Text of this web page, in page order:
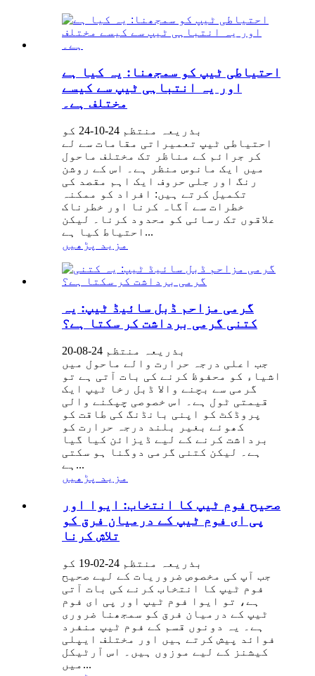
احتیاطی ٹیپ کو سمجھنا: یہ کیا ہے
اور یہ انتباہی ٹیپ سے کیسے
مختلف ہے۔
بذریعہ منتظم 24-10-24 کو
احتیاطی ٹیپ تعمیراتی مقامات سے لے
کر جرائم کے مناظر تک مختلف ماحول
میں ایک مانوس منظر ہے۔ اس کے روشن
رنگ اور جلی حروف ایک اہم مقصد کی
تکمیل کرتے ہیں: افراد کو ممکنہ
خطرات سے آگاہ کرنا اور خطرناک
علاقوں تک رسائی کو محدود کرنا۔ لیکن
احتیاط کیا ہے...
مزید پڑھیں
گرمی مزاحم ڈبل سائیڈ ٹیپ: یہ
کتنی گرمی برداشت کر سکتا ہے؟
بذریعہ منتظم 24-08-20
جب اعلی درجہ حرارت والے ماحول میں
اشیاء کو محفوظ کرنے کی بات آتی ہے تو
گرمی سے بچنے والا ڈبل ​​رخا ٹیپ ایک
قیمتی ٹول ہے۔ اس خصوصی چپکنے والی
پروڈکٹ کو اپنی بانڈنگ کی طاقت کو
کھوئے بغیر بلند درجہ حرارت کو
برداشت کرنے کے لیے ڈیزائن کیا گیا
ہے۔ لیکن کتنی گرمی دوگنا ہو سکتی
ہے...
مزید پڑھیں
صحیح فوم ٹیپ کا انتخاب: ایوا اور
پی ای فوم ٹیپ کے درمیان فرق کو
تلاش کرنا
بذریعہ منتظم 24-02-19 کو
جب آپ کی مخصوص ضروریات کے لیے صحیح
فوم ٹیپ کا انتخاب کرنے کی بات آتی
ہے، تو ایوا فوم ٹیپ اور پی ای فوم
ٹیپ کے درمیان فرق کو سمجھنا ضروری
ہے۔ یہ دونوں قسم کے فوم ٹیپ منفرد
فوائد پیش کرتے ہیں اور مختلف ایپلی
کیشنز کے لیے موزوں ہیں۔ اس آرٹیکل
میں...